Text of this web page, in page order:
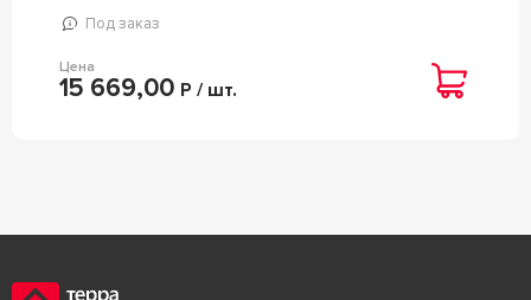
Под заказ
Цена
15 669,00 Р / шт.